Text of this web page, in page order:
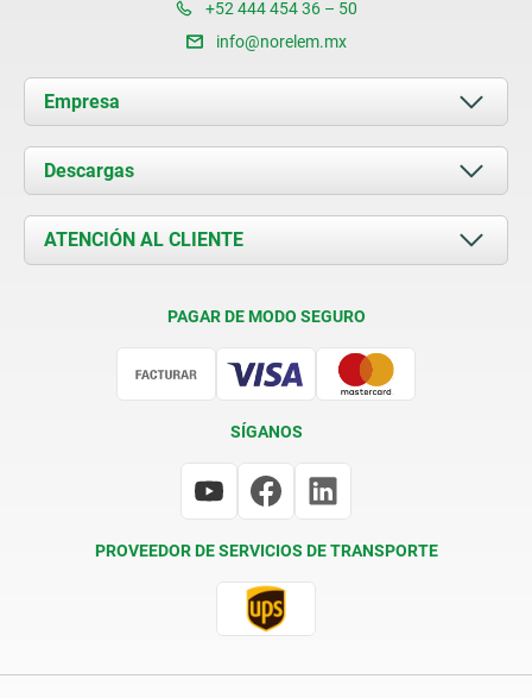
+52 444 454 36 – 50
info@norelem.mx
Empresa
Acerca de nosotros
Novedades
Contacto
Descargas
Documents
ATENCIÓN AL CLIENTE
PAGAR DE MODO SEGURO
SÍGANOS
PROVEEDOR DE SERVICIOS DE TRANSPORTE